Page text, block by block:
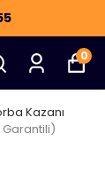
0
Kazanı
Garantili)